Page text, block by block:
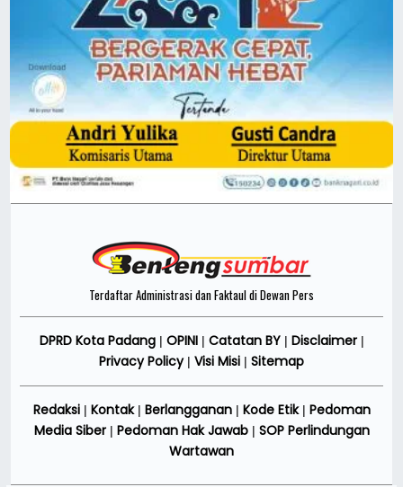
Terdaftar Administrasi dan Faktaul di Dewan Pers
DPRD Kota Padang| OPINI Catatan BY| Disclaimer|
Privacy Policy| Visi Misi Sitemap
Redaksi| Kontak| Berlangganan| Kode Etik| Pedoman
Media Siber| Pedoman Hak Jawab| SOP Perlindungan
Wartawan